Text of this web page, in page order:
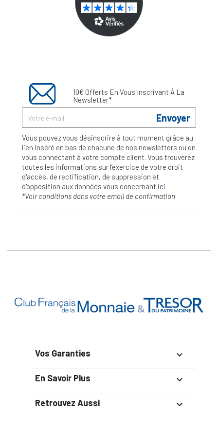
10€ Offerts En Vous Inscrivant À La
Newsletter*
Envoyer
Vous pouvez vous désinscrire à tout moment grâce au
lien inséré en bas de chacune de nos newsletters ou en
vous connectant à votre compte client. Vous trouverez
toutes les informations sur l’exercice de votre droit
d'accès, de rectification, de suppression et
d'opposition aux données vous concernant ici
*Voir conditions dans votre email de confirmation
Vos Garanties 
En Savoir Plus 
Retrouvez Aussi 